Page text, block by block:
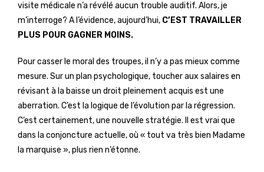
visite médicale n’a révélé aucun trouble auditif. Alors, je
m’interroge? A l’évidence, aujourd’hui, C’EST TRAVAILLER
PLUS POUR GAGNER MOINS.
Pour casser le moral des troupes, il n’y a pas mieux comme
mesure. Sur un plan psychologique, toucher aux salaires en
révisant à la baisse un droit pleinement acquis est une
aberration. C’est la logique de l’évolution par la régression.
C’est certainement, une nouvelle stratégie. Il est vrai que
dans la conjoncture actuelle, où « tout va très bien Madame
la marquise », plus rien n’étonne.